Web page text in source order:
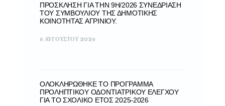
ΠΡΌΣΚΛΗΣΗ ΓΙΑ ΤΗΝ 9Η/2026 ΣΥΝΕΔΡΊΑΣΗ
ΤΟΥ ΣΥΜΒΟΥΛΊΟΥ ΤΗΣ ΔΗΜΟΤΙΚΉΣ
ΚΟΙΝΌΤΗΤΑΣ ΑΓΡΙΝΊΟΥ.
6 ΑΥΓΟΎΣΤΟΥ 2026
ΟΛΟΚΛΗΡΏΘΗΚΕ ΤΟ ΠΡΌΓΡΑΜΜΑ
ΠΡΟΛΗΠΤΙΚΟΎ ΟΔΟΝΤΙΑΤΡΙΚΟΎ ΕΛΈΓΧΟΥ
ΓΙΑ ΤΟ ΣΧΟΛΙΚΌ ΈΤΟΣ 2025-2026